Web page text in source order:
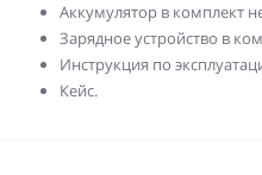
Аккумулятор в комплект
Зарядное устройство в
Инструкция по
Кейс.